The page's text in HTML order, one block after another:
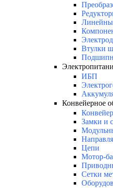
Втулки
ИБП
Конвейерное
Замки и
Цепи
Мотор-
Сетки